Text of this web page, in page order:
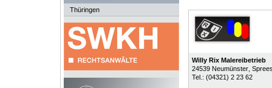
Thüringen
Willy Rix Malereibetrieb
24539 Neumünster,
Tel.: (04321) 2 23 62